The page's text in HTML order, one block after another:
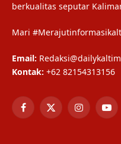
berkualitas seputar
Mari
Email:
Kontak: +62 82154313156
Facebook
X
Instagram